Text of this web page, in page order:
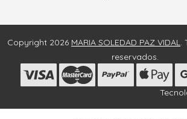
Copyright 2026 MARIA SOLEDAD PAZ VIDAL
reservados.